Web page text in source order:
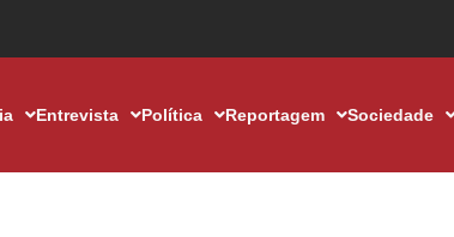
Entrevista Política Reportagem Sociedade